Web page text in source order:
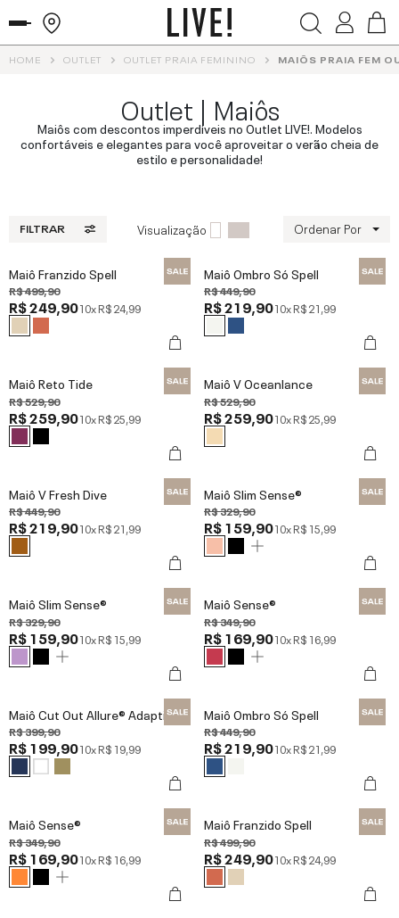
HOME OUTLET OUTLET PRAIA FEMININO MAIÔS PRAIA FEM
Outlet | Maiôs
Maiôs com descontos imperdíveis no Outlet LIVE!. Modelos
confortáveis e elegantes para você aproveitar o verão cheia de
estilo e personalidade!
FILTRAR Visualização Ordenar Por
Maiô Franzido Spell
R$ 499,90
R$ 249,9010xR$ 24,99
Maiô Ombro Só Spell
R$ 449,90
R$ 219,9010xR$ 21,99
Maiô Reto Tide
R$ 529,90
R$ 259,9010xR$ 25,99
Maiô V Oceanlance
R$ 529,90
R$ 259,9010xR$ 25,99
Maiô V Fresh Dive
R$ 449,90
R$ 219,9010xR$ 21,99
Maiô Slim Sense®
R$ 329,90
R$ 159,9010xR$ 15,99
Maiô Slim Sense®
R$ 329,90
R$ 159,9010xR$ 15,99
Maiô Sense®
R$ 349,90
R$ 169,9010xR$ 16,99
Maiô Cut Out Allure® Adaptiv
R$ 399,90
R$ 199,9010xR$ 19,99
Maiô Ombro Só Spell
R$ 449,90
R$ 219,9010xR$ 21,99
Maiô Sense®
R$ 349,90
R$ 169,9010xR$ 16,99
Maiô Franzido Spell
R$ 499,90
R$ 249,9010xR$ 24,99